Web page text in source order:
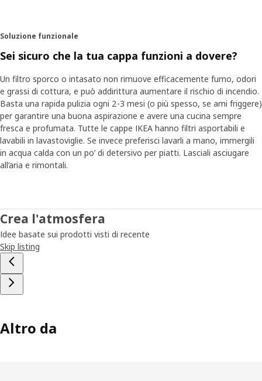
Soluzione funzionale
Sei sicuro che la tua cappa funzioni a dovere?
Un filtro sporco o intasato non rimuove efficacemente fumo, odori
e grassi di cottura, e può addirittura aumentare il rischio di incendio.
Basta una rapida pulizia ogni 2-3 mesi (o più spesso, se ami friggere)
per garantire una buona aspirazione e avere una cucina sempre
fresca e profumata. Tutte le cappe IKEA hanno filtri asportabili e
lavabili in lavastoviglie. Se invece preferisci lavarli a mano, immergili
in acqua calda con un po’ di detersivo per piatti. Lasciali asciugare
all’aria e rimontali.
Crea l'atmosfera
Idee basate sui prodotti visti di recente
Skip listing
Altro da